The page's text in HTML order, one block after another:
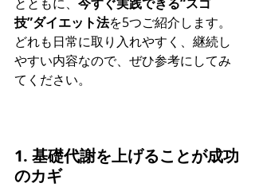
技”ダイエット法を5つご紹介します。
どれも日常に取り入れやすく、継続し
やすい内容なので、ぜひ参考にしてみ
てください。
1. 基礎代謝を上げることが成功
のカギ